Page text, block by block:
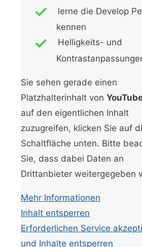
lerne die Develop
kennen
Helligkeits- und
Sie sehen gerade einen
Platzhalterinhalt von
auf den eigentlichen Inhalt
zuzugreifen, klicken Sie auf
Schaltfläche unten. Bitte
Sie, dass dabei Daten an
Drittanbieter weitergegeben
Mehr Informationen
Inhalt entsperren
Erforderlichen Service
und Inhalte entsperren